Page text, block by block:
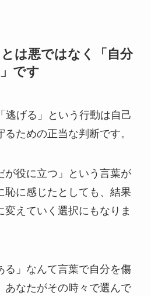
は悪ではなく「自分
です
逃げる」という行動は自己
ための正当な判断です。
が役に立つ」という言葉が
恥に感じたとしても、結果
変えていく選択にもなりま
る」なんて言葉で自分を傷
あなたがその時々で選んで